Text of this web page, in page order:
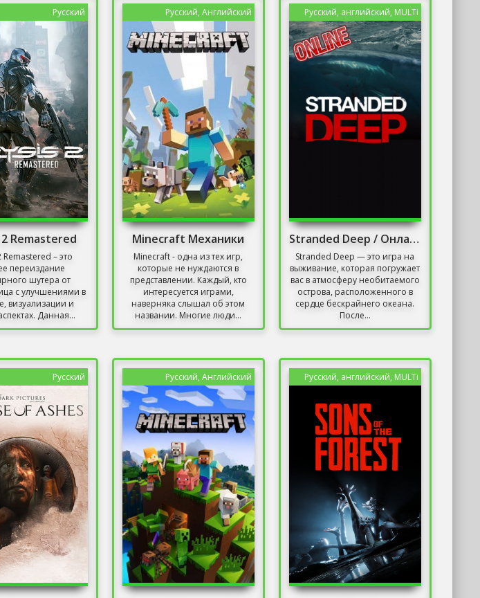
Русский
Remastered
Remastered – это
переиздание
шутера от
с улучшениями в
визуализации и
Данная...
Русский, Английский
Minecraft Механики
Minecraft - одна из тех игр,
которые не нуждаются в
представлении. Каждый, кто
интересуется играми,
наверняка слышал об этом
названии. Многие люди...
Русский, английский, MULTi
Stranded Deep / Онлайн
Stranded Deep — это игра на
выживание, которая погружает
вас в атмосферу необитаемого
острова, расположенного в
сердце бескрайнего океана.
После...
Русский Русский, Английский Русский, английский, MULTi